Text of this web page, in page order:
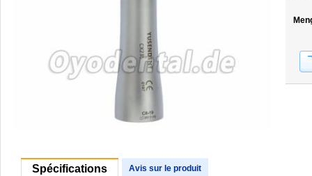
Spécifications Avis sur le produit